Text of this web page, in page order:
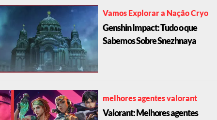
Vamos Explorar a Nação Cryo
Genshin Impact: Tudo o que
Sabemos Sobre Snezhnaya
melhores agentes valorant
Valorant: Melhores agentes